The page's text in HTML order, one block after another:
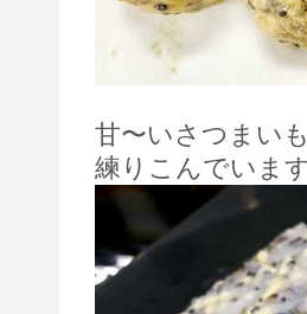
甘〜いさつまい
練りこんでいます